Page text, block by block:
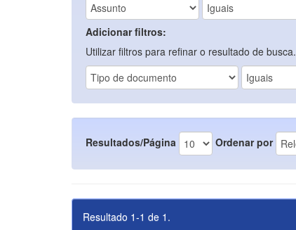
Adicionar filtros:
Utilizar filtros para refinar o resultado de busca.
Resultados/Página Ordenar por
Resultado 1-1 de 1.